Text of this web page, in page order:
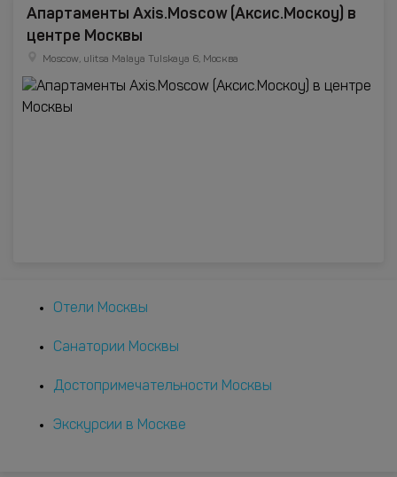
Апартаменты Axis.Moscow (Аксис.Москоу) в
центре Москвы
Moscow, ulitsa Malaya Tulskaya 6, Москва
Отели Москвы
Санатории Москвы
Достопримечательности Москвы
Экскурсии в Москве